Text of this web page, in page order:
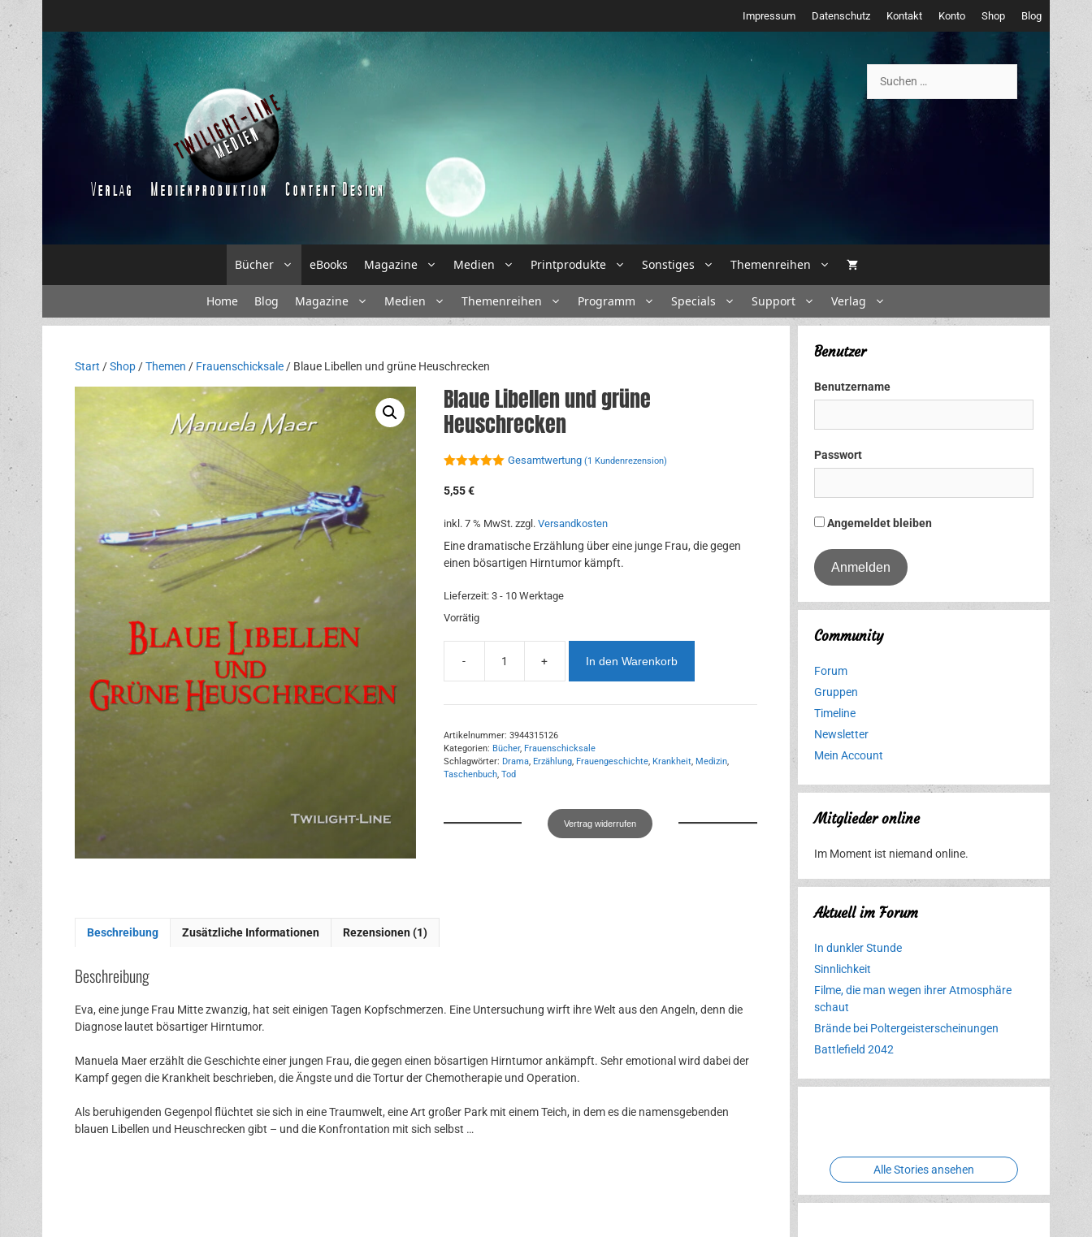
Inhalt
springen
Impressum Datenschutz Kontakt Konto Shop Blog
nach:
Bücher eBooks Magazine Medien Printprodukte Sonstiges Themenreihen
Home Blog Magazine Medien Themenreihen Programm Specials Support Verlag
Start /Shop /Themen / Frauenschicksale / Blaue Libellen und grüne Heuschrecken
Blaue Libellen und grüne
Heuschrecken
Gesamtwertung (1 Kundenrezension)
5,55€
inkl. 7 % MwSt. zzgl. Versandkosten
Eine dramatische Erzählung über eine junge Frau, die gegen
einen bösartigen Hirntumor kämpft.
Lieferzeit: 3 - 10 Werktage
Vorrätig
-
Libellen
und
Heuschrecken
Menge
+ In den Warenkorb
Artikelnummer: 3944315126
Kategorien: Bücher, Frauenschicksale
Schlagwörter: Drama, Erzählung, Frauengeschichte, Krankheit, Medizin,
Taschenbuch, Tod
Vertrag widerrufen
Beschreibung Zusätzliche Informationen Rezensionen (1)
Beschreibung
Eva, eine junge Frau Mitte zwanzig, hat seit einigen Tagen Kopfschmerzen. Eine Untersuchung wirft ihre Welt aus den Angeln, denn die
Diagnose lautet bösartiger Hirntumor.
Manuela Maer erzählt die Geschichte einer jungen Frau, die gegen einen bösartigen Hirntumor ankämpft. Sehr emotional wird dabei der
Kampf gegen die Krankheit beschrieben, die Ängste und die Tortur der Chemotherapie und Operation.
Als beruhigenden Gegenpol flüchtet sie sich in eine Traumwelt, eine Art großer Park mit einem Teich, in dem es die namensgebenden
blauen Libellen und Heuschrecken gibt – und die Konfrontation mit sich selbst …
Benutzer
Benutzername
Passwort
Angemeldet bleiben
Community
Forum
Gruppen
Timeline
Newsletter
Mein Account
Mitglieder online
Im Moment ist niemand online.
Aktuell im Forum
In dunkler Stunde
Sinnlichkeit
Filme, die man wegen ihrer Atmosphäre
schaut
Brände bei Poltergeisterscheinungen
Battlefield 2042
Erlebnispark
Verbotene
Alle Stories ansehen